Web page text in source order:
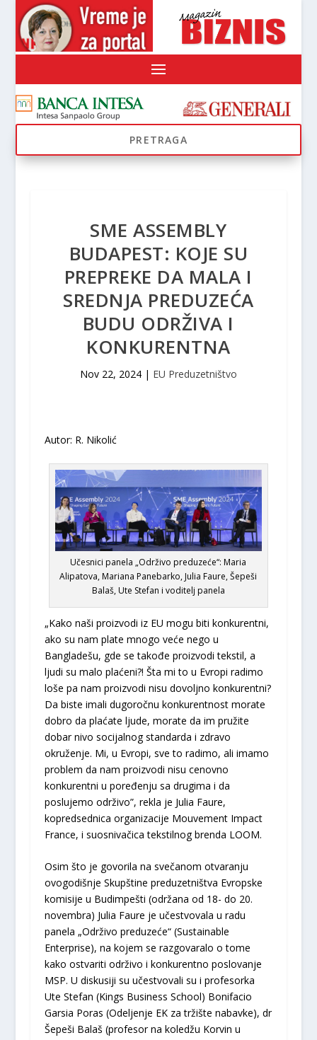
SME ASSEMBLY
BUDAPEST: KOJE SU
PREPREKE DA MALA I
SREDNJA PREDUZEĆA
BUDU ODRŽIVA I
KONKURENTNA
Nov 22, 2024| EU Preduzetništvo
Autor: R. Nikolić
Učesnici panela „Održivo preduzeće“: Maria
Alipatova, Mariana Panebarko, Julia Faure, Šepeši
Balaš, Ute Stefan i voditelj panela
„Kako naši proizvodi iz EU mogu biti konkurentni,
ako su nam plate mnogo veće nego u
Bangladešu, gde se takođe proizvodi tekstil, a
ljudi su malo plaćeni?! Šta mi to u Evropi radimo
loše pa nam proizvodi nisu dovoljno konkurentni?
Da biste imali dugoročnu konkurentnost morate
dobro da plaćate ljude, morate da im pružite
dobar nivo socijalnog standarda i zdravo
okruženje. Mi, u Evropi, sve to radimo, ali imamo
problem da nam proizvodi nisu cenovno
konkurentni u poređenju sa drugima i da
poslujemo održivo”, rekla je Julia Faure,
kopredsednica organizacije Mouvement Impact
France, i suosnivačica tekstilnog brenda LOOM.
Osim što je govorila na svečanom otvaranju
ovogodišnje Skupštine preduzetništva Evropske
komisije u Budimpešti (održana od 18- do 20.
novembra) Julia Faure je učestvovala u radu
panela „Održivo preduzeće“ (Sustainable
Enterprise), na kojem se razgovaralo o tome
kako ostvariti održivo i konkurentno poslovanje
MSP. U diskusiji su učestvovali su i profesorka
Ute Stefan (Kings Business School) Bonifacio
Garsia Poras (Odeljenje EK za tržište nabavke), dr
Šepeši Balaš (profesor na koledžu Korvin u